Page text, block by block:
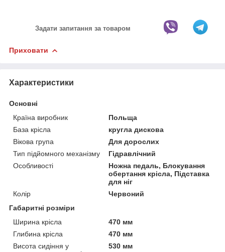
Задати запитання за товаром
Приховати
Характеристики
Основні
Країна виробник
Польща
База крісла
кругла дискова
Вікова група
Для дорослих
Тип підйомного механізму
Гідравлічний
Особливості
Ножна педаль, Блокування
обертання крісла, Підставка
для ніг
Колір
Червоний
Габаритні розміри
Ширина крісла
470 мм
Глибина крісла
470 мм
Висота сидіння у
530 мм